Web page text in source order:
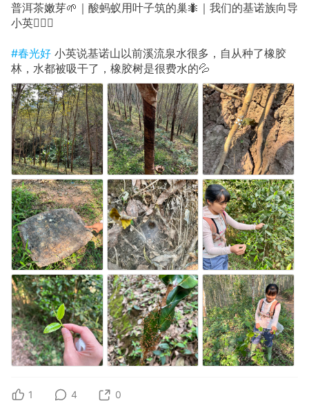
普洱茶嫩芽🌱｜酸蚂蚁用叶子筑的巢🐜｜我们的基诺族向导
小英💁🏻‍♀️
#春光好 小英说基诺山以前溪流泉水很多，自从种了橡胶
林，水都被吸干了，橡胶树是很费水的💦
1 4 0